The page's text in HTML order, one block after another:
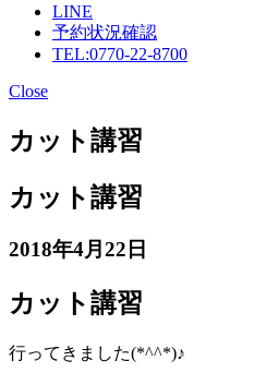
LINE
予約状況確認
TEL:0770-22-8700
Close
カット講習
カット講習
2018年4月22日
カット講習
行ってきました(*^^*)♪